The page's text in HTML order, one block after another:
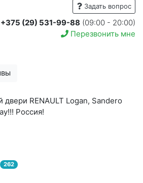
Задать вопрос
+375 (29) 531-99-88 (09:00 - 20:00)
Перезвонить мне
двери RENAULT Logan, Sandero
Россия!
262